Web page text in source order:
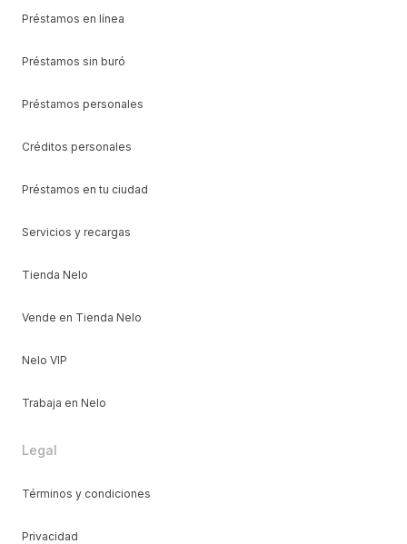
Préstamos en línea
Préstamos sin buró
Préstamos personales
Créditos personales
Préstamos en tu ciudad
Servicios y recargas
Tienda Nelo
Vende en Tienda Nelo
Nelo VIP
Trabaja en Nelo
Legal
Términos y condiciones
Privacidad